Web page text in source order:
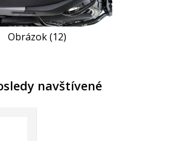
Obrázok (12)
navštívené